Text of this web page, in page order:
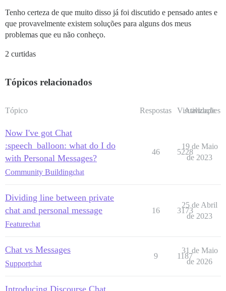
Tenho certeza de que muito disso já foi discutido e pensado antes e
que provavelmente existem soluções para alguns dos meus
problemas que eu não conheço.
2 curtidas
Tópicos relacionados
Tópico Respostas Visualizações
Atividade
Now I've got Chat
:speech_balloon: what do I do
with Personal Messages?
Community Buildingchat
46 5228
19 de Maio
de 2023
Dividing line between private
chat and personal message
Featurechat
16 3173
25 de Abril
de 2023
Chat vs Messages
Supportchat
9 1187
31 de Maio
de 2026
Introducing Discourse Chat